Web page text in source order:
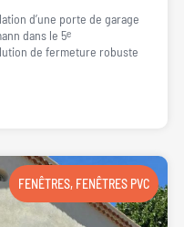
d’une porte de garage
dans le 5ᵉ
de fermeture robuste
FENÊTRES, FENÊTRES PVC